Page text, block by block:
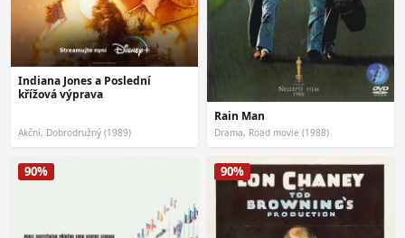
Indiana Jones a Poslední
křížová výprava
Akční, Dobrodružný (1989)
Rain Man
Drama, Road movie (1988)
90% 90%